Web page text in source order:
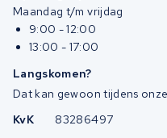
Maandag t/m vrijdag
9:00 - 12:00
13:00 - 17:00
Langskomen?
Dat kan gewoon tijdens
KvK
83286497